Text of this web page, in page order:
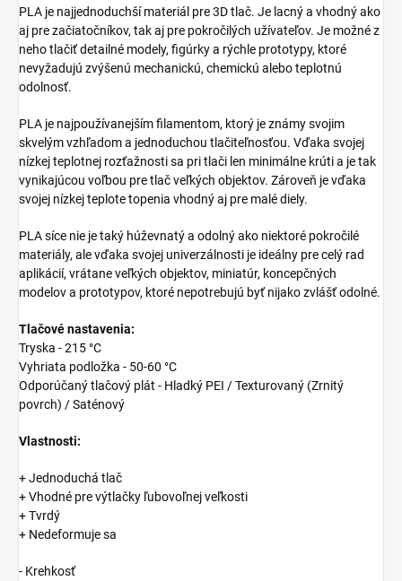
PLA je najjednoduchší materiál pre 3D tlač. Je lacný a vhodný ako
aj pre začiatočníkov, tak aj pre pokročilých užívateľov. Je možné z
neho tlačiť detailné modely, figúrky a rýchle prototypy, ktoré
nevyžadujú zvýšenú mechanickú, chemickú alebo teplotnú
odolnosť.
PLA je najpoužívanejším filamentom, ktorý je známy svojim
skvelým vzhľadom a jednoduchou tlačiteľnosťou. Vďaka svojej
nízkej teplotnej rozťažnosti sa pri tlači len minimálne krúti a je tak
vynikajúcou voľbou pre tlač veľkých objektov. Zároveň je vďaka
svojej nízkej teplote topenia vhodný aj pre malé diely.
PLA síce nie je taký húževnatý a odolný ako niektoré pokročilé
materiály, ale vďaka svojej univerzálnosti je ideálny pre celý rad
aplikácií, vrátane veľkých objektov, miniatúr, koncepčných
modelov a prototypov, ktoré nepotrebujú byť nijako zvlášť odolné.
Tlačové nastavenia:
Tryska - 215 °C
Vyhriata podložka - 50-60 °C
Odporúčaný tlačový plát - Hladký PEI / Texturovaný (Zrnitý
povrch) / Saténový
Vlastnosti:
+ Jednoduchá tlač
+ Vhodné pre výtlačky ľubovoľnej veľkosti
+ Tvrdý
+ Nedeformuje sa
- Krehkosť